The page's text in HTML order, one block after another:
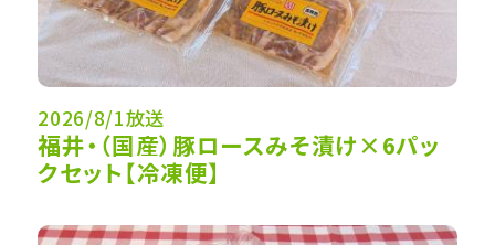
2026/8/1放送
福井・（国産）豚ロースみそ漬け×6パッ
クセット【冷凍便】